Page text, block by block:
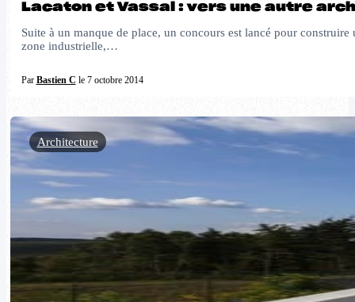
Lacaton et Vassal : vers une autre
Suite à un manque de place, un concours est lancé pour
zone industrielle,…
Par Bastien C le 7 octobre 2014
Architecture